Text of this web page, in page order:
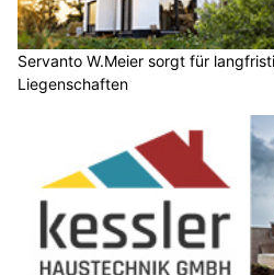
Servanto W.Meier sorgt für
Liegenschaften